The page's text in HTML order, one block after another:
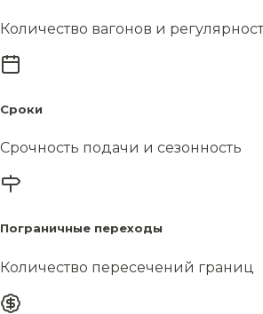
Количество вагонов и
Сроки
Срочность подачи и сезонность
Пограничные переходы
Количество пересечений границ